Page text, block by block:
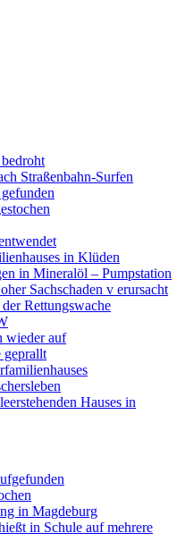
Straßenbahn-Surfen
in Klüden
in Mineralöl – Pumpstation
Sachschaden v erursacht
Rettungswache
wieder auf
geprallt
Hauses in
in Magdeburg
in Schule auf mehrere